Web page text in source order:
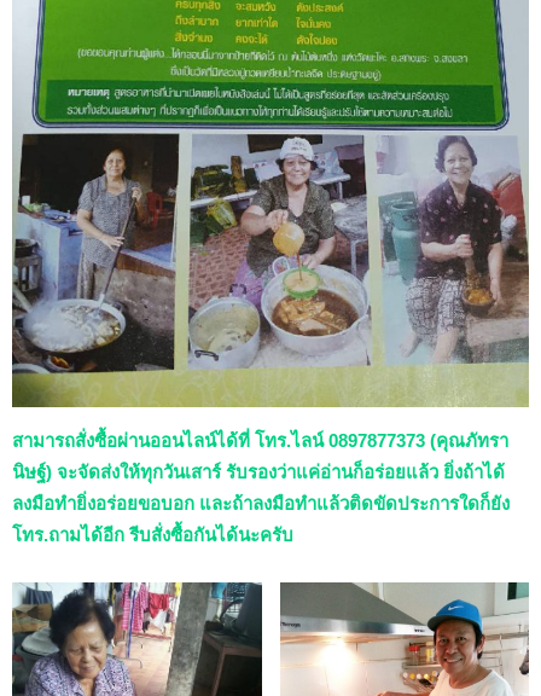
สามารถสั่งซื้อผ่านออนไลน์ได้ที่ โทร.ไลน์ 0897877373 (คุณภัทรา
นิษฐ์) จะจัดส่งให้ทุกวันเสาร์ รับรองว่าแค่อ่านก็อร่อยแล้ว ยิ่งถ้าได้
ลงมือทำยิ่งอร่อยขอบอก และถ้าลงมือทำแล้วติดขัดประการใดก็ยัง
โทร.ถามได้อีก รีบสั่งซื้อกันได้นะครับ